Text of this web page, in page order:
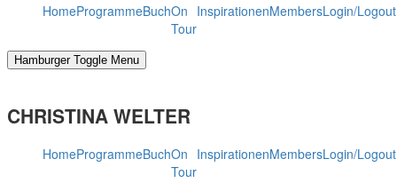
HomeProgrammeBuchOn
Tour
InspirationenMembersLogin/Logout
Hamburger Toggle Menu
CHRISTINA WELTER
HomeProgrammeBuchOn
Tour
InspirationenMembersLogin/Logout